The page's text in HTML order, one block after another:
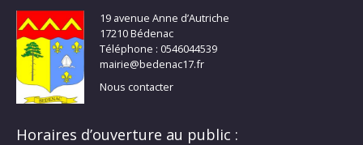
19 avenue Anne d’Autriche
17210 Bédenac
Téléphone : 0546044539
mairie@bedenac17.fr
Nous contacter
Horaires d’ouverture au public :